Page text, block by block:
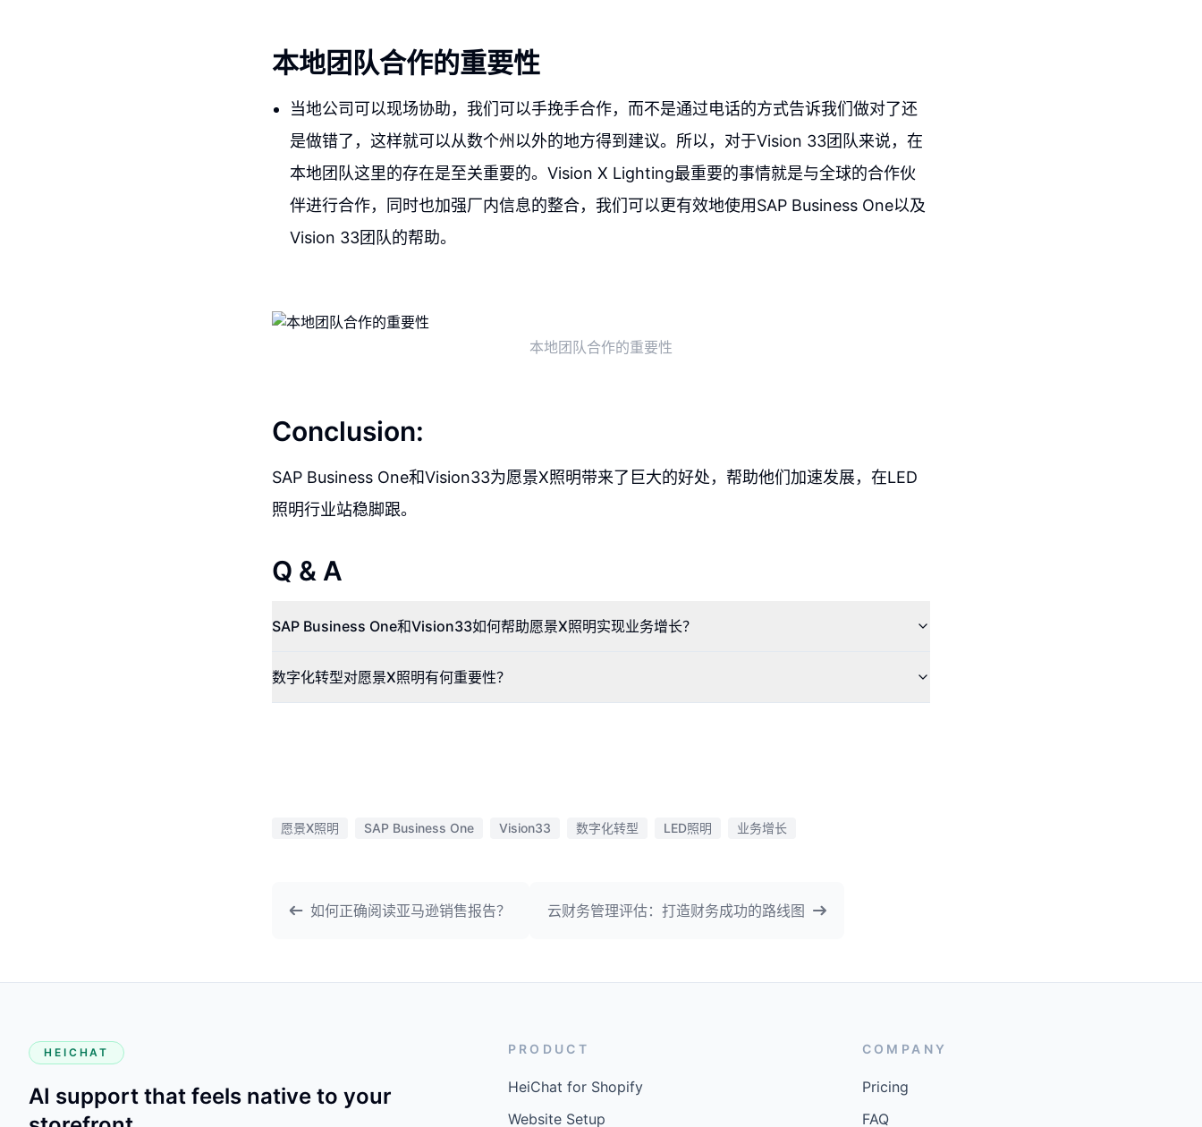
本地团队合作的重要性
当地公司可以现场协助，我们可以手挽手合作，而不是通过电话的方式告诉我们做对了还
是做错了，这样就可以从数个州以外的地方得到建议。所以，对于Vision 33团队来说，在
本地团队这里的存在是至关重要的。Vision X Lighting最重要的事情就是与全球的合作伙
伴进行合作，同时也加强厂内信息的整合，我们可以更有效地使用SAP Business One以及
Vision 33团队的帮助。
本地团队合作的重要性
Conclusion:
SAP Business One和Vision33为愿景X照明带来了巨大的好处，帮助他们加速发展，在LED
照明行业站稳脚跟。
Q & A
SAP Business One和Vision33如何帮助愿景X照明实现业务增长？
数字化转型对愿景X照明有何重要性？
愿景X照明 SAP Business One Vision33 数字化转型 LED照明 业务增长
如何正确阅读亚马逊销售报告？ 云财务管理评估：打造财务成功的路线图
HEICHAT
AI support that feels native to your
PRODUCT
HeiChat for Shopify
Website Setup
COMPANY
Pricing
FAQ